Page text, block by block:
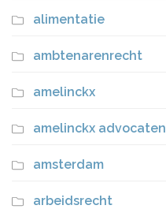
alimentatie
ambtenarenrecht
amelinckx
amelinckx advocaten
amsterdam
arbeidsrecht